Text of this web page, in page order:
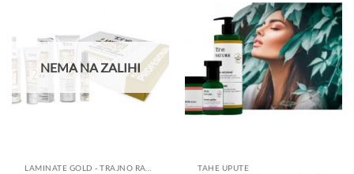
želja
NEMA NA ZALIHI
Dodaj
na
listu
želja
TAHE UPUTE